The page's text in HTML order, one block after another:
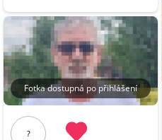
Fotka dostupná po přihlášení
?